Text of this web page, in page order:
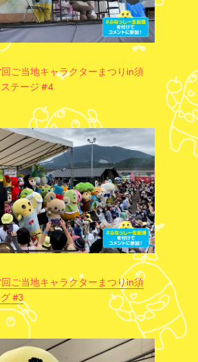
ご当地キャラクターまつりin須
テージ #4
ご当地キャラクターまつりin須
#3